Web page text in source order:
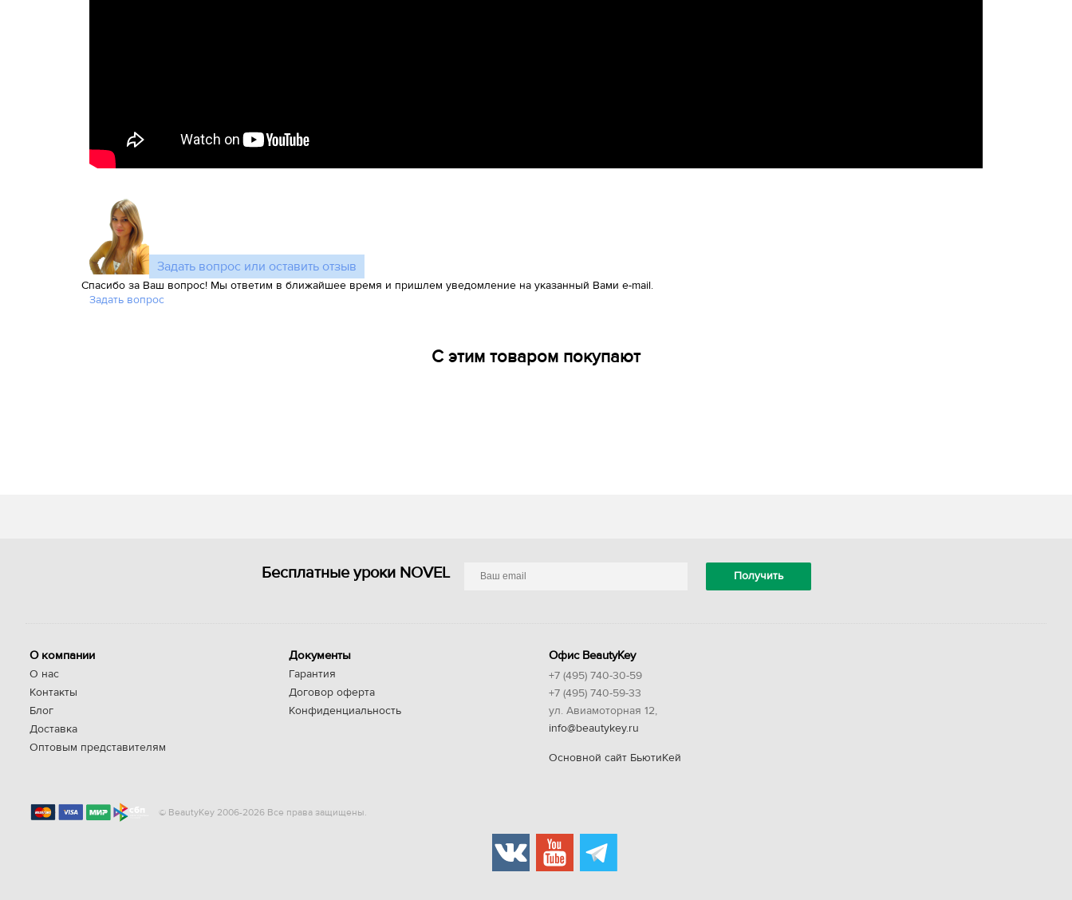
Задать вопрос или оставить отзыв
Спасибо за Ваш вопрос! Мы ответим в ближайшее время и пришлем уведомление на указанный Вами e-mail.
Задать вопрос
С этим товаром покупают
Бесплатные уроки NOVEL
О компании
О нас
Контакты
Блог
Доставка
Оптовым представителям
Документы
Гарантия
Договор оферта
Конфиденциальность
Офис BeautyKey
+7 (495) 740-30-59
+7 (495) 740-59-33
ул. Авиамоторная 12,
info@beautykey.ru
Основной сайт БьютиКей
© BeautyKey 2006-2026 Все права защищены.